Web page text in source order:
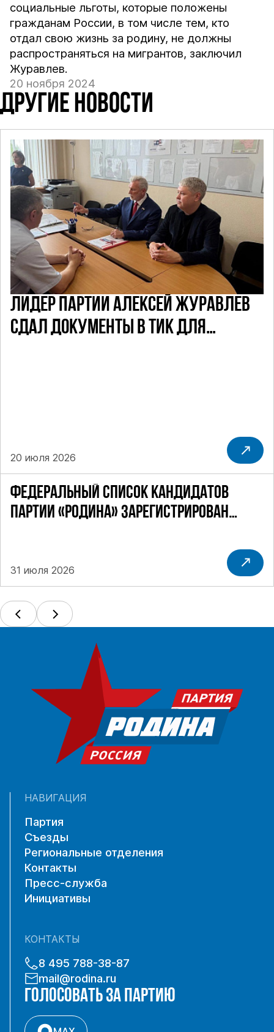
социальные льготы, которые положены
гражданам России, в том числе тем, кто
отдал свою жизнь за родину, не должны
распространяться на мигрантов, заключил
Журавлев.
20 ноября 2024
ДРУГИЕ НОВОСТИ
ФЕДЕРАЛЬНЫЙ СПИСОК КАНДИДАТОВ
ПАРТИИ «РОДИНА» ЗАРЕГИСТРИРОВАН
31 июля 2026
ЛИДЕР ПАРТИИ АЛЕКСЕЙ ЖУРАВЛЕВ
СДАЛ ДОКУМЕНТЫ В ТИК ДЛЯ
20 июля 2026
НАВИГАЦИЯ
Партия
Съезды
Региональные отделения
Контакты
Пресс-служба
Инициативы
КОНТАКТЫ
8 495 788-38-87
mail@rodina.ru
ГОЛОСОВАТЬ ЗА ПАРТИЮ